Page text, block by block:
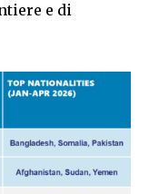
e di